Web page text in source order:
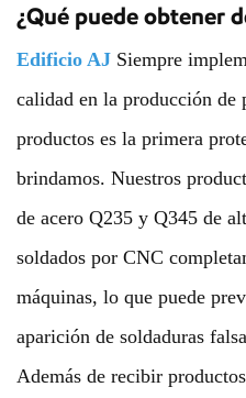
¿Qué puede obtener
Edificio AJ Siempre
calidad en la producción de
productos es la primera
brindamos. Nuestros
de acero Q235 y Q345 de
soldados por CNC
máquinas, lo que puede
aparición de soldaduras
Además de recibir